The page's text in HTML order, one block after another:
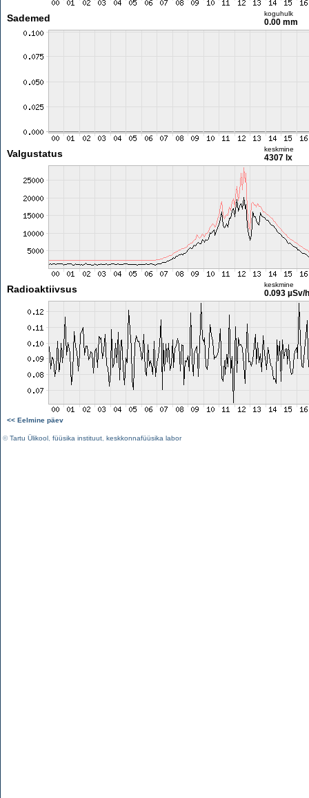
Sademed koguhulk
0.00 mm
Valgustatus keskmine
4307 lx
Radioaktiivsus keskmine
0.093 µSv/h
<< Eelmine päev
©Tartu Ülikool füüsika instituut keskkonnafüüsika labor